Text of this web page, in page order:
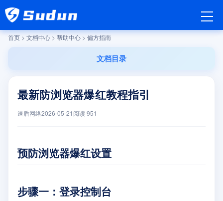
首页 > 文档中心 > 帮助中心 > 偏方指南
文档目录
最新防浏览器爆红教程指引
速盾网络2026-05-21 阅读951
预防浏览器爆红设置
步骤一：登录控制台